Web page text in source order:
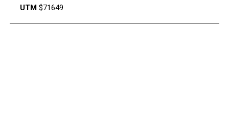
UTM $71649